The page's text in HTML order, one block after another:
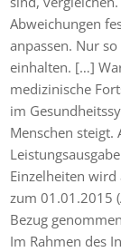
Abweichungen
anpassen. Nur
einhalten. […]
medizinische
im
Menschen steigt.
Einzelheiten
zum 01.01.2015
Bezug
Im Rahmen des